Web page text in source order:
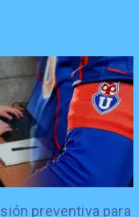
preventiva para